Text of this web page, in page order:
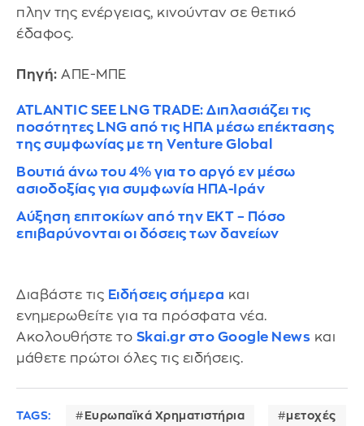
πλην της ενέργειας, κινούνταν σε θετικό
έδαφος.
Πηγή: ΑΠΕ-ΜΠΕ
ATLANTIC SEE LNG TRADE: Διπλασιάζει τις
ποσότητες LNG από τις ΗΠΑ μέσω επέκτασης
της συμφωνίας με τη Venture Global
Βουτιά άνω του 4% για το αργό εν μέσω
ασιοδοξίας για συμφωνία ΗΠΑ-Ιράν
Αύξηση επιτοκίων από την ΕΚΤ – Πόσο
επιβαρύνονται οι δόσεις των δανείων
Διαβάστε τις Ειδήσεις σήμερα και
ενημερωθείτε για τα πρόσφατα νέα.
Ακολουθήστε το Skai.gr στο Google News και
μάθετε πρώτοι όλες τις ειδήσεις.
TAGS: Ευρωπαϊκά Χρηματιστήρια μετοχές